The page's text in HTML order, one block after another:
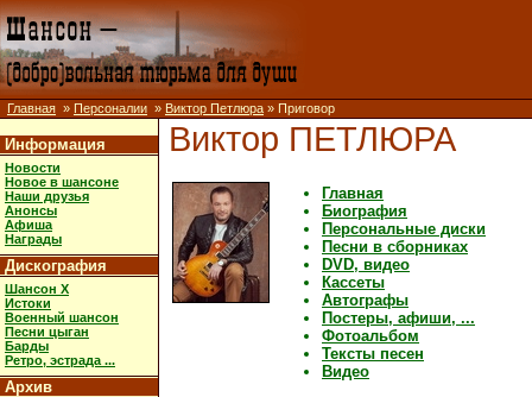
Главная » Персоналии » Виктор Петлюра » Приговор
Информация
Новости
Новое в шансоне
Наши друзья
Анонсы
Афиша
Награды
Дискография
Шансон X
Истоки
Военный шансон
Песни цыган
Барды
Ретро, эстрада ...
Архив
Виктор ПЕТЛЮРА
Главная
Биография
Персональные диски
Песни в сборниках
DVD, видео
Кассеты
Автографы
Постеры, афиши, ...
Фотоальбом
Тексты песен
Видео